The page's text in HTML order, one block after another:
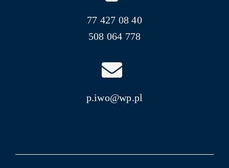
77 427 08 40
508 064 778
p.iwo@wp.pl